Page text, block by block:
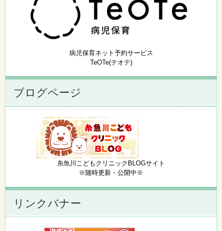
病児保育ネット予約サービス
TeOTe(テオテ)
ブログページ
糸魚川こどもクリニックBLOGサイト
※随時更新・公開中※
リンクバナー